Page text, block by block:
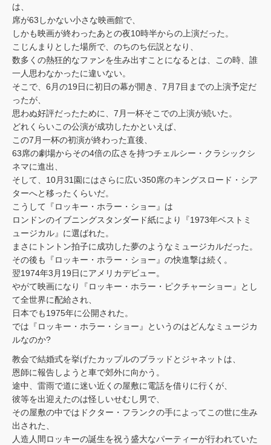
は、
席が63しかない小さな映画館で、
しかも映画が終わったあとの夜10時半からの上演だった。
こじんまりとした場所で、のちのち伝説となり、
数多くの熱狂的なファンを生み出すことになるとは、この時、誰
一人思わなかったに違いない。
そこで、6月の19日に初日の幕が開き、7月7目までの上演予定だ
ったが、
思わぬ好評だったために、7月一杯そこでの上演が続いた。
どれくらいこの公演が成功したかといえぱ、
この7月一杯の初演が終わった直後、
63席の劇場からその4倍の広さを持つチェルシー・クラシックシ
ネマに進出、
そして、10月31園にはさらに広い350席のキングスロード・シア
ターへと移ったくらいだ。
こうして『ロッキー・ホラー・ショー』は
ロンドンのイブニングスタンダード紙により『1973年ベストミ
ュージカル』に選ばれた。
まさにトントン拍子に成功した夢のようなミュージカルだった。
その後も『ロッキー・ホラー・ショー』の快進撃は続く。
翌1974年3月19日にアメリカデビュー。
やがて映画になり『ロッキー・ホラー・ピクチャーショー』とし
て全世界に配給され、
日本でも1975年に公開された。
では『ロッキー・ホラー・ショー』というのはどんなミュージカ
ルなのか?
教会で結婚式を挙げたカップルのブラッドとジャネットは、
恩師に報告しようと車で郊外に向かう。
途中、雷雨で道に迷い近くの屋敷に電話を借りに行くが、
彼等を出迎えたのは怪しいせむし男で、
その屋敷の中ではドクター・フランクの手によってこの世に生み
出された、
人造人間ロッキーの誕生を祝う盛大なパーティーが行われていた